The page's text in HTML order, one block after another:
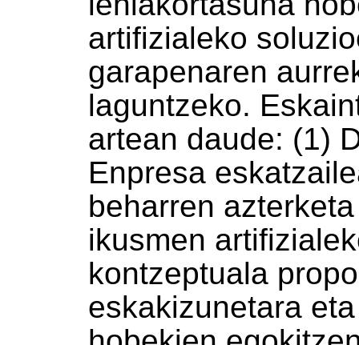
artifizialeko
garapenaren
laguntzeko.
artean daude: (1)
Enpresa
beharren
ikusmen
kontzeptuala
eskakizunetara